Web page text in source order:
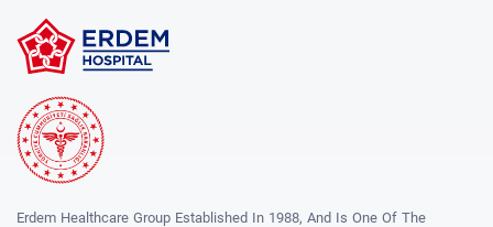
Erdem Healthcare Group Established In 1988, And Is One Of The